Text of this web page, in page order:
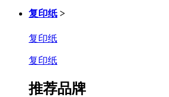
复印纸 >
复印纸
复印纸
推荐品牌